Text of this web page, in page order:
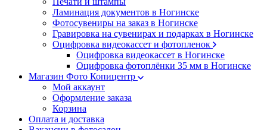
Ламинация документов в Ногинске
Фотосувениры на заказ в Ногинске
Гравировка на сувенирах и подарках в Ногинске
Оцифровка видеокассет и фотопленок
Оцифровка видеокассет в Ногинске
Оцифровка фотоплёнки 35 мм в Ногинске
Магазин Фото Копицентр
Мой аккаунт
Оформление заказа
Корзина
Оплата и доставка